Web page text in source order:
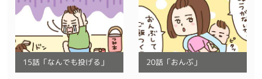
15話「なんでも投げる」 20話「おんぶ」